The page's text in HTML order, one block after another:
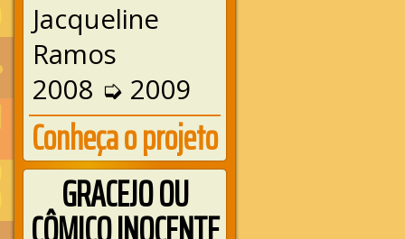
Jacqueline
Ramos
2008 ➭ 2009
Conheça o projeto
GRACEJO OU